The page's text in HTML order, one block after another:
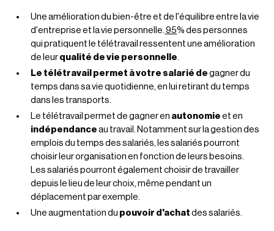
Une amélioration du bien-être et de l'équilibre entre la vie
d'entreprise et la vie personnelle. 95% des personnes
qui pratiquent le télétravail ressentent une amélioration
de leur qualité de vie personnelle
Le télétravail permet à votre salarié degagner du
temps dans sa vie quotidienne, en lui retirant du temps
dans les transports.
Le télétravail permet de gagner en autonomie et en
indépendance au travail. Notamment sur la gestion des
emplois du temps des salariés, les salariés pourront
choisir leur organisation en fonction de leurs besoins.
Les salariés pourront également choisir de travailler
depuis le lieu de leur choix, même pendant un
déplacement par exemple.
Une augmentation du pouvoir d'achat des salariés.